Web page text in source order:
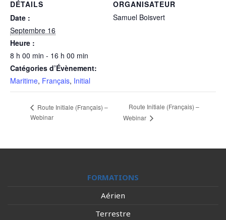
DÉTAILS
Date :
Septembre 16
Heure :
8 h 00 min - 16 h 00 min
Catégories d’Évènement:
Maritime, Français, Initial
ORGANISATEUR
Samuel Boisvert
Route Initiale (Français) –
Webinar
Route Initiale (Français) –
Webinar
FORMATIONS
Aérien
Terrestre